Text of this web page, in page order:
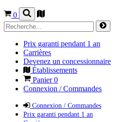
0
Prix garanti pendant 1 an
Carrières
Devenez un concessionnaire
Établissements
Panier0
Connexion / Commandes
Connexion / Commandes
Prix garanti pendant 1 an